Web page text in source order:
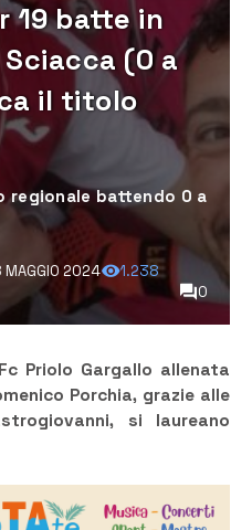
19 batte in
(0 a
il titolo
regionale battendo 0 a
MAGGIO 2024
1.238
0
Priolo Gargallo allenata
Porchia, grazie alle
si laureano